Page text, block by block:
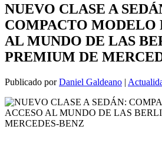
NUEVO CLASE A
COMPACTO MODELO
AL MUNDO DE LAS
PREMIUM DE
Publicado porDaniel Galdeano |